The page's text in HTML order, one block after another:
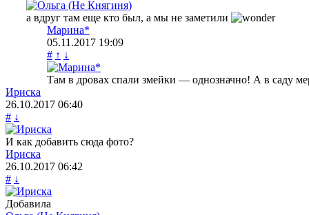
а вдруг там еще кто был, а мы не заметили
Марина*
05.11.2017 19:09
# ↑ ↓
Там в дровах спали змейки — однозначно! А в саду
Ириска
26.10.2017 06:40
# ↓
И как добавить сюда фото?
Ириска
26.10.2017 06:42
# ↓
Добавила